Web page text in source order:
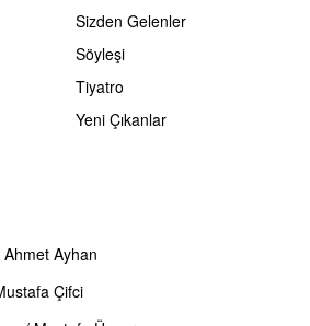
Sizden Gelenler
Söyleşi
Tiyatro
Yeni Çıkanlar
Ayhan
Çifci